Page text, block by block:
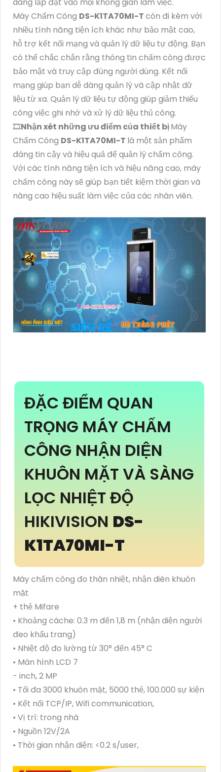
Máy Chấm Công DS-K1TA70MI-Tcòn đi kèm với
nhiều tính năng tiện ích khác như bảo mật cao,
hỗ trợ kết nối mạng và quản lý dữ liệu tự động. Bạn
có thể chắc chắn rằng thông tin chấm công được
bảo mật và truy cập đúng người dùng. Kết nối
mạng giúp bạn dễ dàng quản lý và cập nhật dữ
liệu từ xa. Quản lý dữ liệu tự động giúp giảm thiểu
công việc ghi nhớ và xử lý dữ liệu thủ công.
🎞Nhận xét những ưu điểm của thiết bịMáy
Chấm Công DS-K1TA70MI-T là một sản phẩm
đáng tin cậy và hiệu quả để quản lý chấm công.
Với các tính năng tiện ích và hiệu năng cao, máy
chấm công này sẽ giúp bạn tiết kiệm thời gian và
nâng cao hiệu suất làm việc của các nhân viên.
ĐẶC ĐIỂM QUAN
TRỌNG MÁY CHẤM
CÔNG NHẬN DIỆN
KHUÔN MẶT VÀ SÀNG
LỌC NHIỆT ĐỘ
HIKIVISION DS-
K1TA70MI-T
Máy chấm công đo thân nhiệt, nhận diên khuôn
mặt
+ thẻ Mifare
• Khoảng cáche: 0.3 m đến 1,8 m (nhận diện người
đeo khẩu trang)
• Nhiệt độ đo lường từ 30° đến 45° C
• Màn hình LCD 7
- inch, 2 MP
• Tối đa 3000 khuôn mặt, 5000 thẻ, 100.000 sự kiện
• Kết nối TCP/IP, Wifi communication,
• Vị trí: trong nhà
• Nguồn 12V/2A
• Thời gian nhận diện: <0.2 s/user,